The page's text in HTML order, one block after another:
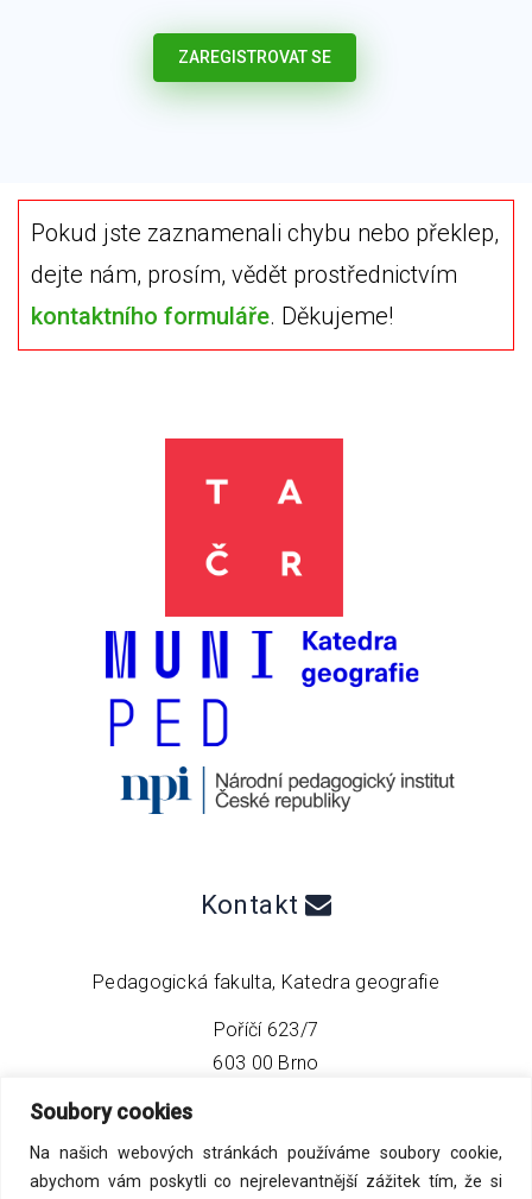
Soubory cookies
Na našich webových stránkách používáme soubory cookie,
abychom vám poskytli co nejrelevantnější zážitek tím, že si
ZAREGISTROVAT SE
Pokud jste zaznamenali chybu nebo překlep,
dejte nám, prosím, vědět prostřednictvím
kontaktního formuláře. Děkujeme!
Kontakt
Pedagogická fakulta, Katedra geografie
Poříčí 623/7
603 00 Brno
telefon:
email:info@geo4tea.com